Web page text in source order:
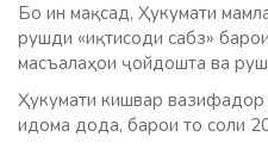
Бо ин мақсад, Ҳукумати
рушди «иқтисоди сабз»
масъалаҳои ҷойдошта ва
Ҳукумати кишвар вазифадор
идома дода, барои то соли